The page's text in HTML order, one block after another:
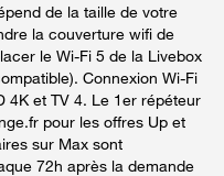
de la taille de votre
la couverture wifi de
le Wi-Fi 5 de la Livebox
Connexion Wi-Fi
4K et TV 4. Le 1er répéteur
pour les offres Up et
sur Max sont
72h après la demande